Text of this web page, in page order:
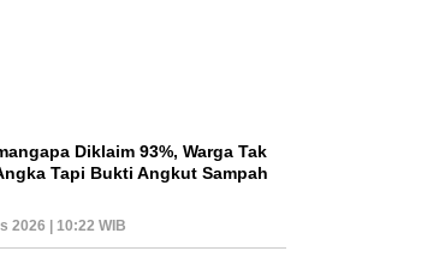
Diklaim 93%, Warga Tak
Tapi Bukti Angkut Sampah
2026 | 10:22 WIB